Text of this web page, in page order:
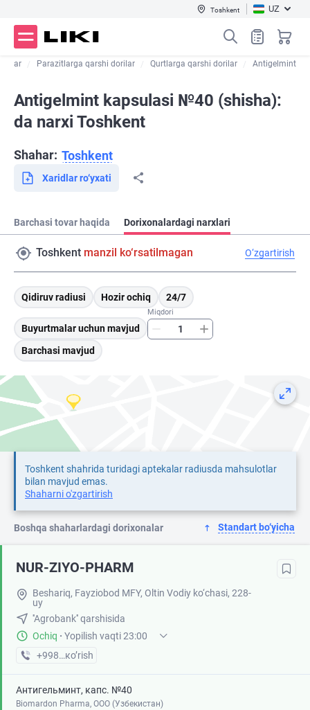
Toshkent UZ
Parazitlarga qarshi dorilar Qurtlarga qarshi dorilar Antigelmint
Antigelmint kapsulasi №40 (shisha):
da narxi Toshkent
Shahar: Toshkent
Xaridlar ro‘yxati
Barchasi tovar haqida Dorixonalardagi narxlari
Toshkent manzil ko‘rsatilmagan O‘zgartirish
Qidiruv radiusi Hozir ochiq 24/7
Buyurtmalar uchun mavjud
Miqdori
Barchasi mavjud
Toshkent shahrida turidagi aptekalar radiusda mahsulotlar
bilan mavjud emas.
Shaharni o'zgartirish
Boshqa shaharlardagi dorixonalar Standart bo‘yicha
NUR-ZIYO-PHARM
Beshariq, Fayziobod MFY, Oltin Vodiy ko‘chasi, 228-
uy
''Agrobank'' qarshisida
Ochiq · Yopilish vaqti 23:00
+998 (93) XXX-XX-XX
кo’rish
Антигельминт, капс. №40
Biomardon Pharma, ООО (Узбекистан)